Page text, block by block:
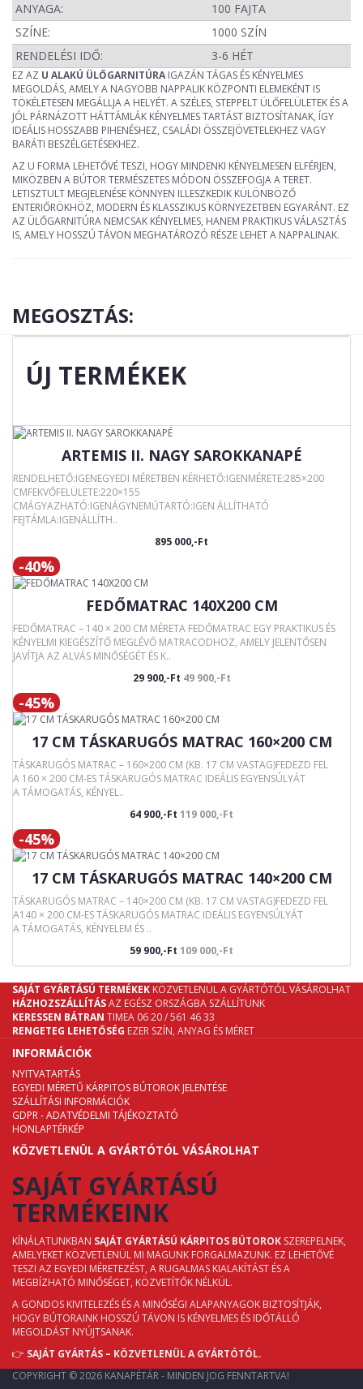
ANYAGA:
100 FAJTA
SZÍNE:
1000 SZÍN
RENDELÉSI IDŐ:
3-6 HÉT
EZ AZ U ALAKÚ ÜLŐGARNITÚRA IGAZÁN TÁGAS ÉS KÉNYELMES
MEGOLDÁS, AMELY A NAGYOBB NAPPALIK KÖZPONTI ELEMEKÉNT IS
TÖKÉLETESEN MEGÁLLJA A HELYÉT. A SZÉLES, STEPPELT ÜLŐFELÜLETEK ÉS A
JÓL PÁRNÁZOTT HÁTTÁMLÁK KÉNYELMES TARTÁST BIZTOSÍTANAK, ÍGY
IDEÁLIS HOSSZABB PIHENÉSHEZ, CSALÁDI ÖSSZEJÖVETELEKHEZ VAGY
BARÁTI BESZÉLGETÉSEKHEZ.
AZ U FORMA LEHETŐVÉ TESZI, HOGY MINDENKI KÉNYELMESEN ELFÉRJEN,
MIKÖZBEN A BÚTOR TERMÉSZETES MÓDON ÖSSZEFOGJA A TERET.
LETISZTULT MEGJELENÉSE KÖNNYEN ILLESZKEDIK KÜLÖNBÖZŐ
ENTERIŐRÖKHÖZ, MODERN ÉS KLASSZIKUS KÖRNYEZETBEN EGYARÁNT. EZ
AZ ÜLŐGARNITÚRA NEMCSAK KÉNYELMES, HANEM PRAKTIKUS VÁLASZTÁS
IS, AMELY HOSSZÚ TÁVON MEGHATÁROZÓ RÉSZE LEHET A NAPPALINAK.
MEGOSZTÁS:
ÚJ TERMÉKEK
ARTEMIS II. NAGY SAROKKANAPÉ
RENDELHETŐ:IGENEGYEDI MÉRETBEN KÉRHETŐ:IGENMÉRETE:285×200
CMFEKVŐFELÜLETE:220×155
CMÁGYAZHATÓ:IGENÁGYNEMŰTARTÓ:IGEN ÁLLÍTHATÓ
FEJTÁMLA:IGENÁLLÍTH..
895 000,-Ft
-40%
FEDŐMATRAC 140X200 CM
FEDŐMATRAC – 140 × 200 CM MÉRETA FEDŐMATRAC EGY PRAKTIKUS ÉS
KÉNYELMI KIEGÉSZÍTŐ MEGLÉVŐ MATRACODHOZ, AMELY JELENTŐSEN
JAVÍTJA AZ ALVÁS MINŐSÉGÉT ÉS K..
29 900,-Ft 49 900,-Ft
-45%
17 CM TÁSKARUGÓS MATRAC 160×200 CM
TÁSKARUGÓS MATRAC – 160×200 CM (KB. 17 CM VASTAG)FEDEZD FEL
A 160 × 200 CM-ES TÁSKARUGÓS MATRAC IDEÁLIS EGYENSÚLYÁT
A TÁMOGATÁS, KÉNYEL..
64 900,-Ft 119 000,-Ft
-45%
17 CM TÁSKARUGÓS MATRAC 140×200 CM
TÁSKARUGÓS MATRAC – 140×200 CM (KB. 17 CM VASTAG)FEDEZD FEL
A140 × 200 CM-ES TÁSKARUGÓS MATRAC IDEÁLIS EGYENSÚLYÁT
A TÁMOGATÁS, KÉNYELEM ÉS ..
59 900,-Ft 109 000,-Ft
SAJÁT GYÁRTÁSÚ TERMÉKEK KÖZVETLENÜL A GYÁRTÓTÓL VÁSÁROLHAT
HÁZHOZSZÁLLÍTÁSAZ EGÉSZ ORSZÁGBA SZÁLLÍTUNK
KERESSEN BÁTRAN TIMEA 06 20 / 561 46 33
RENGETEG LEHETŐSÉG EZER SZÍN, ANYAG ÉS MÉRET
INFORMÁCIÓK
NYITVATARTÁS
EGYEDI MÉRETŰ KÁRPITOS BÚTOROK JELENTÉSE
SZÁLLÍTÁSI INFORMÁCIÓK
GDPR - ADATVÉDELMI TÁJÉKOZTATÓ
HONLAPTÉRKÉP
KÖZVETLENÜL A GYÁRTÓTÓL VÁSÁROLHAT
SAJÁT GYÁRTÁSÚ
TERMÉKEINK
KÍNÁLATUNKBAN SAJÁT GYÁRTÁSÚ KÁRPITOS BÚTOROK SZEREPELNEK,
AMELYEKET KÖZVETLENÜL MI MAGUNK FORGALMAZUNK. EZ LEHETŐVÉ
TESZI AZ EGYEDI MÉRETEZÉST, A RUGALMAS KIALAKÍTÁST ÉS A
MEGBÍZHATÓ MINŐSÉGET, KÖZVETÍTŐK NÉLKÜL.
A GONDOS KIVITELEZÉS ÉS A MINŐSÉGI ALAPANYAGOK BIZTOSÍTJÁK,
HOGY BÚTORAINK HOSSZÚ TÁVON IS KÉNYELMES ÉS IDŐTÁLLÓ
MEGOLDÁST NYÚJTSANAK.
👉 SAJÁT GYÁRTÁS – KÖZVETLENÜL A GYÁRTÓTÓL.
COPYRIGHT © 2026 KANAPÉTÁR - MINDEN JOG FENNTARTVA!